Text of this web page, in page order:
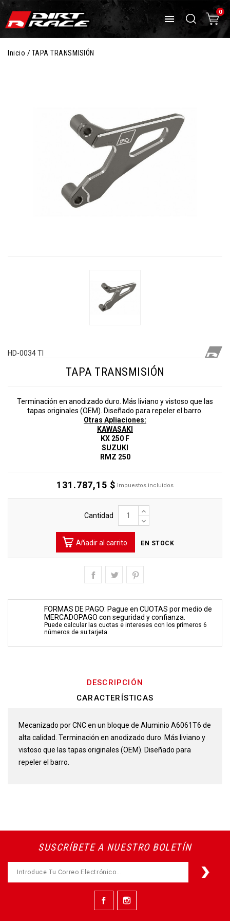

0
Inicio TAPA TRANSMISIÓN
HD-0034 TI
TAPA TRANSMISIÓN
Terminación en anodizado duro. Más liviano y vistoso que las
tapas originales (OEM). Diseñado para repeler el barro.
Otras Apliaciones:
KAWASAKI
KX 250 F
SUZUKI
RMZ 250
131.787,15 $ Impuestos incluidos
Cantidad
Añadir al carrito EN STOCK
FORMAS DE PAGO: Pague en CUOTAS por medio de
MERCADOPAGO con seguridad y confianza.
Puede calcular las cuotas e intereses con los primeros 6
números de su tarjeta.
DESCRIPCIÓN
CARACTERÍSTICAS
Mecanizado por CNC en un bloque de Aluminio A6061T6 de
alta calidad. Terminación en anodizado duro. Más liviano y
vistoso que las tapas originales (OEM). Diseñado para
repeler el barro.
SUSCRÍBETE A NUESTRO BOLETÍN
FacebookInstagram